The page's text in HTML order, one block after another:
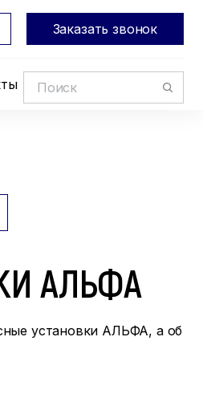
Заказать звонок
АЛЬФА
установки АЛЬФА, а об